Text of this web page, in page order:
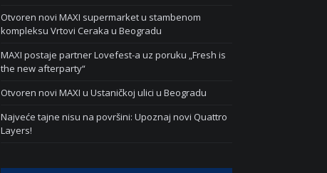
Otvoren novi MAXI supermarket u stambenom
kompleksu Vrtovi Ceraka u Beogradu
MAXI postaje partner Lovefest-a uz poruku „Fresh is
the new afterparty“
Otvoren novi MAXI u Ustaničkoj ulici u Beogradu
Najveće tajne nisu na površini: Upoznaj novi Quattro
Layers!